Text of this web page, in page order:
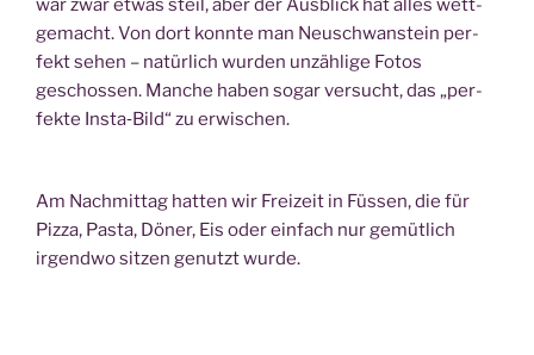
ge­macht. Von dort konn­te man Neu­schwan­stein per­
fekt sehen – natür­lich wur­den unzäh­li­ge Fotos
geschos­sen. Man­che haben sogar ver­sucht, das „per­
fek­te Insta‑Bild“ zu erwischen.
Am Nach­mit­tag hat­ten wir Frei­zeit in Füs­sen, die für
Piz­za, Pas­ta, Döner, Eis oder ein­fach nur gemüt­lich
irgend­wo sit­zen genutzt wurde.